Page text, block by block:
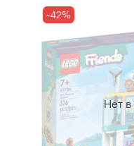
Нет в
-42%